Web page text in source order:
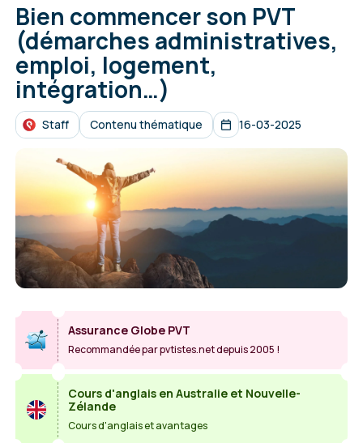
Bien commencer son PVT
(démarches administratives,
emploi, logement,
intégration…)
Staff Contenu thématique 16-03-2025
Assurance Globe PVT
Recommandée par pvtistes.net depuis 2005 !
Cours d'anglais en Australie et Nouvelle-
Zélande
Cours d'anglais et avantages